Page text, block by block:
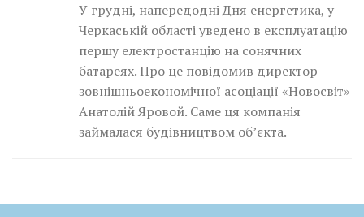
У грудні, напередодні Дня енергетика, у
Черкаській області уведено в експлуатацію
першу електростанцію на сонячних
батареях. Про це повідомив директор
зовнішньоекономічної асоціації «Новосвіт»
Анатолій Яровой. Саме ця компанія
займалася будівництвом об’єкта.